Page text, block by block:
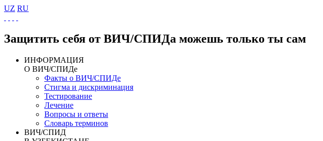
UZ RU
Защитить себя от ВИЧ/СПИДа можешь только ты сам
ИНФОРМАЦИЯ
О ВИЧ/СПИДе
Факты о ВИЧ/СПИДе
Стигма и дискриминация
Тестирование
Лечение
Вопросы и ответы
Словарь терминов
ВИЧ/СПИД